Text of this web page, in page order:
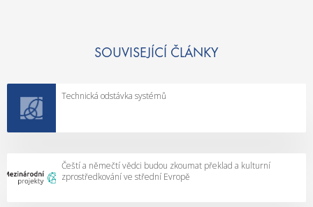
SOUVISEJÍCÍ ČLÁNKY
Technická odstávka systémů
Čeští a němečtí vědci budou zkoumat překlad a kulturní
zprostředkování ve střední Evropě